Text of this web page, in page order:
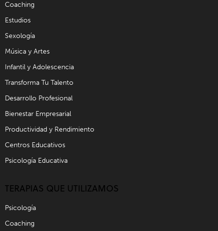
Coaching
Estudios
Sexología
Música y Artes
Infantil y Adolescencia
Transforma Tu Talento
Desarrollo Profesional
Bienestar Empresarial
Productividad y Rendimiento
Centros Educativos
Psicología Educativa
TERAPIAS QUE UTILIZAMOS
Psicología
Coaching